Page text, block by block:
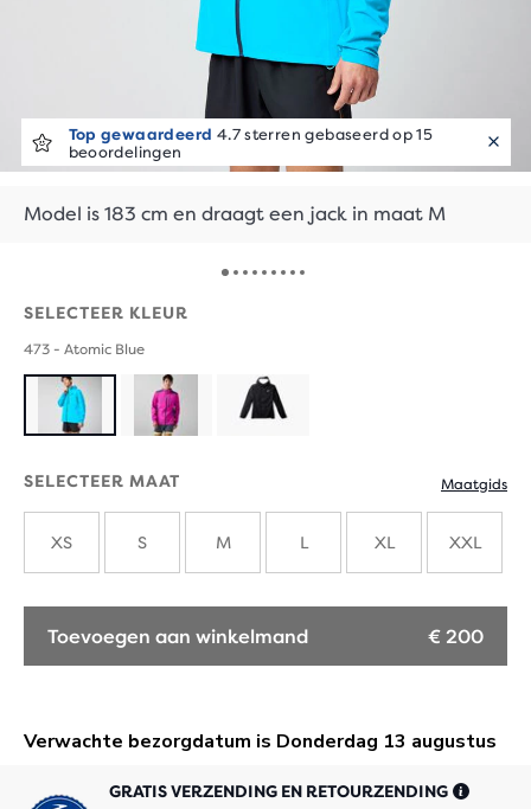
Top gewaardeerd 4.7 sterren gebaseerd op 15
beoordelingen
Model is 183 cm en draagt een jack in maat M
SELECTEER KLEUR
473 - Atomic Blue
SELECTEER MAAT Maatgids
XS S M L XL XXL
Toevoegen aan winkelmand € 200
GRATIS VERZENDING EN RETOURZENDING